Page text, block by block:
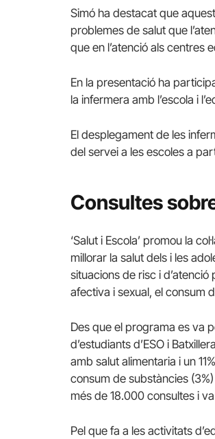
Simó ha destacat que
problemes de salut que
que en l’atenció als centres
En la presentació ha
la infermera amb l’escola i
El desplegament de les
del servei a les escoles a
Consultes
‘Salut i Escola’ promou la
millorar la salut dels i les
situacions de risc i
afectiva i sexual, el consum
Des que el programa es va
d’estudiants d’ESO i
amb salut alimentaria i un
consum de substàncies
més de 18.000 consultes i
Pel que fa a les activitats